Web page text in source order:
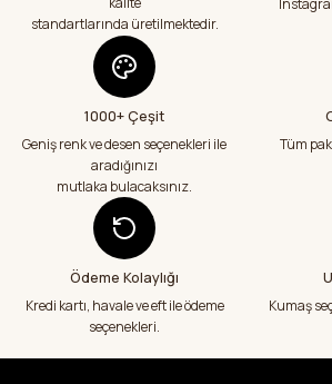
Teslimatım özenli güzel hazırlanmış bir
şekilde geldi çok memnun kaldım emeği
geçenlere teşekkür ediyorum
Abdurrahman Samsur | 24/07/2026
Aradığım kumaşçı artık hep buradan alış
veriş yapacağım in şa Allah çünkü 4 farklı
kumaş aldım hem ölçü olarak hem
görüntü,doku olarak çok memnun kaldım
emeği geçenlere teşekkür ediyorum
A... S... | 24/07/2026
Fiyatlar uygun ve çok fazla seçenek var
başka bir yerde bu kadar çeşit görmedim
büyük kolaylık emeği geçenlere teşekkür
standartlarında üretilmektedir.
1000+ Çeşit
Geniş renk ve desen seçenekleri ile
aradığınızı
mutlaka bulacaksınız.
Tüm
Ödeme Kolaylığı
Kredi kartı, havale ve eft ile ödeme
seçenekleri.
Kumaş